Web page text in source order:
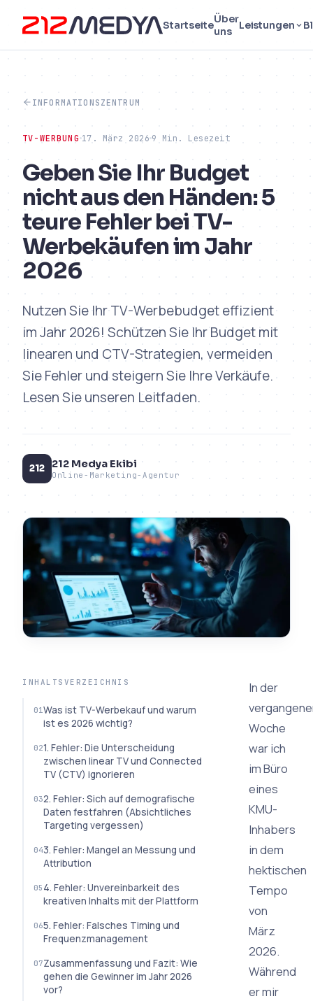
StartseiteÜber
uns
Leistungen
INFORMATIONSZENTRUM
TV-WERBUNG 17. März 2026 9 Min. Lesezeit
Geben Sie Ihr Budget
nicht aus den Händen: 5
teure Fehler bei TV-
Werbekäufen im Jahr
2026
Nutzen Sie Ihr TV-Werbebudget effizient
im Jahr 2026! Schützen Sie Ihr Budget mit
linearen und CTV-Strategien, vermeiden
Sie Fehler und steigern Sie Ihre Verkäufe.
Lesen Sie unseren Leitfaden.
212 212 Medya Ekibi
Online-Marketing-Agentur
INHALTSVERZEICHNIS
Was ist TV-Werbekauf und warum
ist es 2026 wichtig?
1. Fehler: Die Unterscheidung
zwischen linear TV und Connected
TV (CTV) ignorieren
2. Fehler: Sich auf demografische
Daten festfahren (Absichtliches
Targeting vergessen)
3. Fehler: Mangel an Messung und
Attribution
4. Fehler: Unvereinbarkeit des
kreativen Inhalts mit der Plattform
5. Fehler: Falsches Timing und
Frequenzmanagement
Zusammenfassung und Fazit: Wie
gehen die Gewinner im Jahr 2026
vor?
In der
Woche
war ich
im Büro
eines
KMU-
Inhabers
in dem
hektischen
Tempo
von
März
2026.
Während
er mir